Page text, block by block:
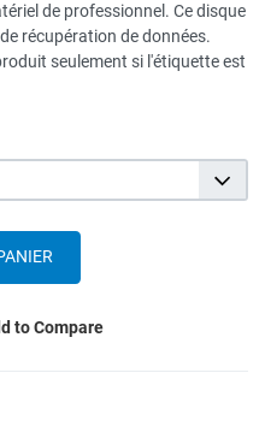
de professionnel. Ce disque
récupération de données.
seulement si l'étiquette est
to Compare